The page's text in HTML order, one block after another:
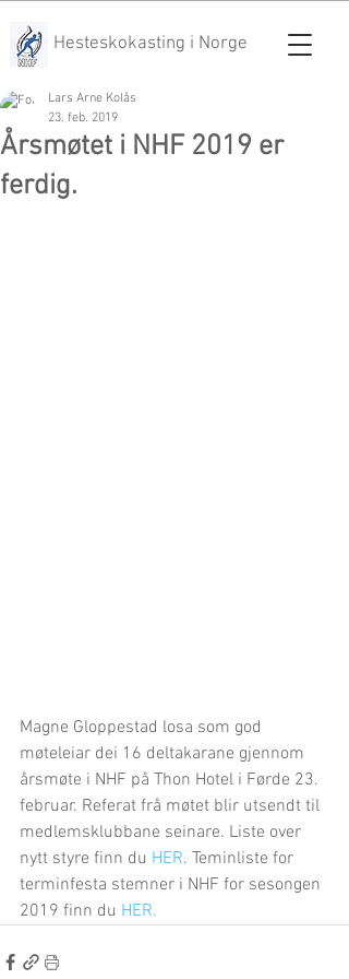
Hesteskokasting i Norge
Årsmøtet i NHF 2019 er
ferdig.
Lars Arne Kolås
23. feb. 2019
Magne Gloppestad losa som god
møteleiar dei 16 deltakarane gjennom
årsmøte i NHF på Thon Hotel i Førde 23.
februar. Referat frå møtet blir utsendt til
medlemsklubbane seinare. Liste over
nytt styre finn du HER. Teminliste for
terminfesta stemner i NHF for sesongen
2019 finn du HER.